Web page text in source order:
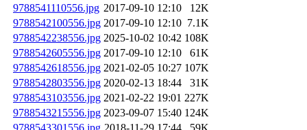
9788541110556.jpg 2017-09-10 12:10
12K
9788542100556.jpg 2017-09-10 12:10 7.1K
9788542238556.jpg 2025-10-02 10:42 108K
9788542605556.jpg 2017-09-10 12:10
61K
9788542618556.jpg 2021-02-05 10:27 107K
9788542803556.jpg 2020-02-13 18:44
31K
9788543103556.jpg 2021-02-22 19:01 227K
9788543215556.jpg 2023-09-07 15:40 124K